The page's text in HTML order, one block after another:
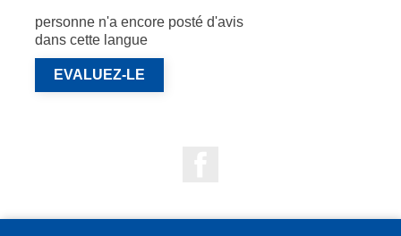
personne n'a encore posté d'avis
dans cette langue
EVALUEZ-LE